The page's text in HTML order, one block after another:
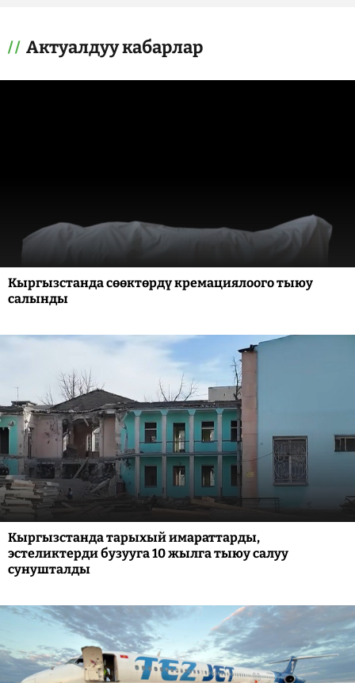
Актуалдуу кабарлар
Кыргызстанда сөөктөрдү кремациялоого тыюу
салынды
Кыргызстанда тарыхый имараттарды,
эстеликтерди бузууга 10 жылга тыюу салуу
сунушталды